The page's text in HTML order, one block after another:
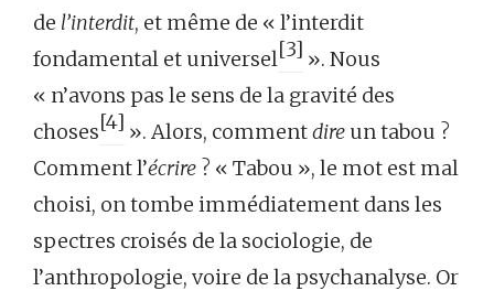
de l’interdit, et même de « l’interdit
fondamental et universel[3] ». Nous
« n’avons pas le sens de la gravité des
choses[4] ». Alors, commentdire un tabou ?
Comment l’écrire ? « Tabou », le mot est mal
choisi, on tombe immédiatement dans les
spectres croisés de la sociologie, de
l’anthropologie, voire de la psychanalyse. Or